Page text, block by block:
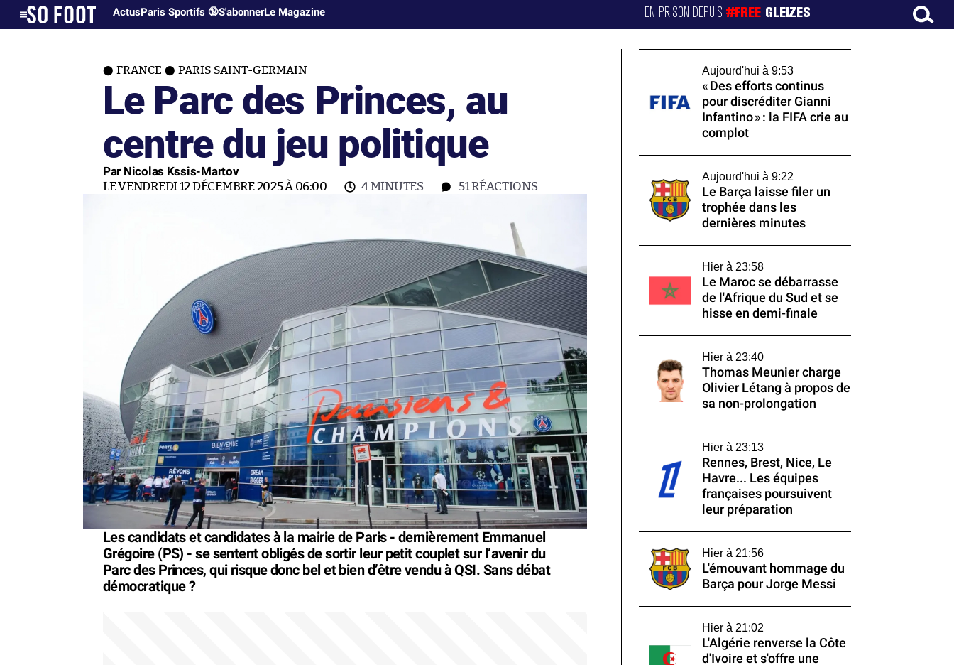
ActusParis Sportifs 🔞S'abonnerLe Magazine EN PRISON DEPUIS#FREE GLEIZES
FRANCE PARIS SAINT-GERMAIN
Le Parc des Princes, au
centre du jeu politique
Par Nicolas Kssis-Martov
LE VENDREDI 12 DÉCEMBRE 2025 À 06:00 4 MINUTES 51RÉACTIONS
Les candidats et candidates à la mairie de Paris - dernièrement Emmanuel
Grégoire (PS) - se sentent obligés de sortir leur petit couplet sur l’avenir du
Parc des Princes, qui risque donc bel et bien d’être vendu à QSI. Sans débat
démocratique ?
Aujourd'hui à 9:53
« Des efforts continus
pour discréditer Gianni
Infantino » : la FIFA crie au
complot
Aujourd'hui à 9:22
Le Barça laisse filer un
trophée dans les
dernières minutes
Hier à 23:58
Le Maroc se débarrasse
de l'Afrique du Sud et se
hisse en demi-finale
Hier à 23:40
Thomas Meunier charge
Olivier Létang à propos de
sa non-prolongation
Hier à 23:13
Rennes, Brest, Nice, Le
Havre... Les équipes
françaises poursuivent
leur préparation
Hier à 21:56
L'émouvant hommage du
Barça pour Jorge Messi
Hier à 21:02
L'Algérie renverse la Côte
d'Ivoire et s'offre une